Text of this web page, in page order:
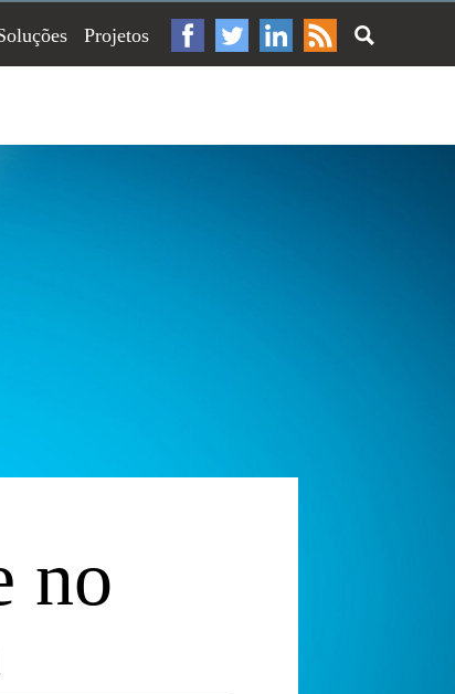
Projetos
no